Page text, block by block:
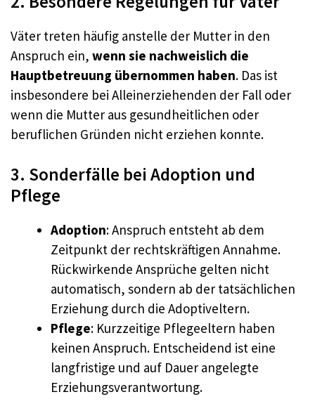
Väter treten häufig anstelle der Mutter in den
Anspruch ein, wenn sie nachweislich die
Hauptbetreuung übernommen haben. Das ist
insbesondere bei Alleinerziehenden der Fall oder
wenn die Mutter aus gesundheitlichen oder
beruflichen Gründen nicht erziehen konnte.
3. Sonderfälle bei Adoption und
Pflege
Adoption: Anspruch entsteht ab dem
Zeitpunkt der rechtskräftigen Annahme.
Rückwirkende Ansprüche gelten nicht
automatisch, sondern ab der tatsächlichen
Erziehung durch die Adoptiveltern.
Pflege: Kurzzeitige Pflegeeltern haben
keinen Anspruch. Entscheidend ist eine
langfristige und auf Dauer angelegte
Erziehungsverantwortung.